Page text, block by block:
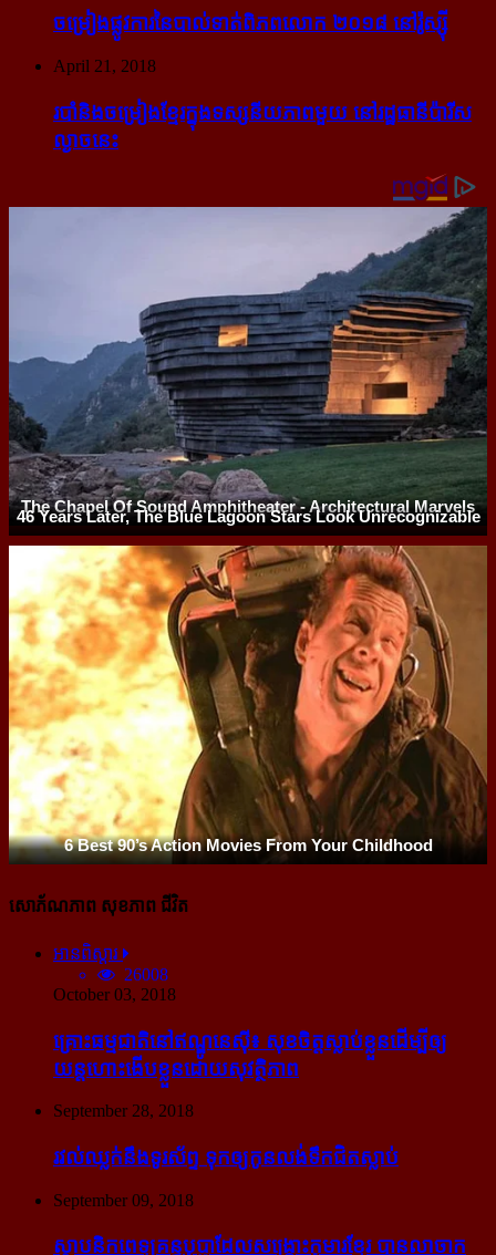
ចម្រៀង​ផ្លូវការ​នៃ​បាល់ទាត់​ពិភពលោក ២០១៨ នៅ​រ៉ូស្ស៊ី
April 21, 2018
របាំ​និង​ចម្រៀង​ខ្មែរ​ក្នុង​ទស្សនីយភាព​មួយ នៅ​រដ្ឋធានី​ប៉ារីស​
ល្ងាច​នេះ
សោភ័ណភាព សុខភាព ជីវិត
អានពិស្ដារ
26008
October 03, 2018
គ្រោះធម្មជាតិនៅឥណ្ឌូនេស៊ី៖ សុខចិត្ត​ស្លាប់​ខ្លួន​ដើម្បី​ឲ្យ​
យន្ដហោះ​ងើប​ខ្លួន​ដោយ​សុវត្ថិភាព
September 28, 2018
រវល់​ឈ្លក់​នឹង​ទូរស័ព្ទ ទុក​ឲ្យ​កូន​លង់​ទឹក​ជិត​ស្លាប់
September 09, 2018
ស្ថាបនិក​ពេទ្យ​គន្ធបុប្ផា​ដែល​សង្គ្រោះ​កុមារ​ខ្មែរ​ បាន​លាចាក​